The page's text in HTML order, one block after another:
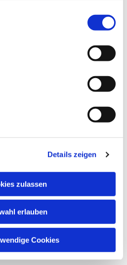
Details zeigen
zulassen
erlauben
Cookies